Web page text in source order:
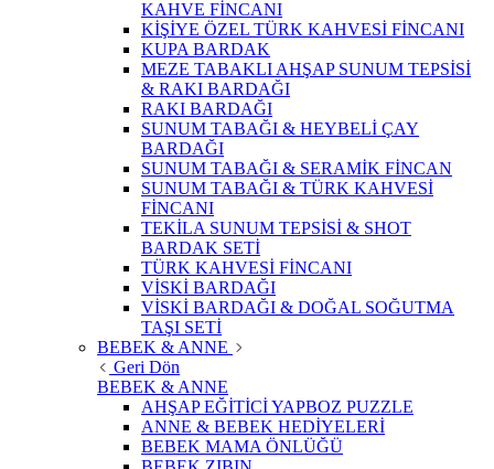
KAHVE FİNCANI
KİŞİYE ÖZEL TÜRK KAHVESİ FİNCANI
KUPA BARDAK
MEZE TABAKLI AHŞAP SUNUM TEPSİSİ
& RAKI BARDAĞI
RAKI BARDAĞI
SUNUM TABAĞI & HEYBELİ ÇAY
BARDAĞI
SUNUM TABAĞI & SERAMİK FİNCAN
SUNUM TABAĞI & TÜRK KAHVESİ
FİNCANI
TEKİLA SUNUM TEPSİSİ & SHOT
BARDAK SETİ
TÜRK KAHVESİ FİNCANI
VİSKİ BARDAĞI
VİSKİ BARDAĞI & DOĞAL SOĞUTMA
TAŞI SETİ
BEBEK & ANNE
Geri Dön
BEBEK & ANNE
AHŞAP EĞİTİCİ YAPBOZ PUZZLE
ANNE & BEBEK HEDİYELERİ
BEBEK MAMA ÖNLÜĞÜ